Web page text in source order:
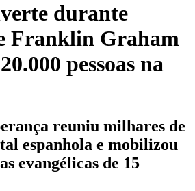
durante
Franklin Graham
pessoas na
reuniu milhares de
espanhola e mobilizou
evangélicas de 15